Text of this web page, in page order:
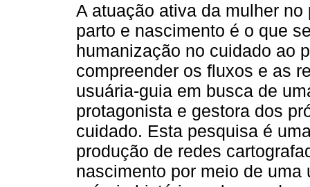
A atuação ativa da mulher no
parto e nascimento é o que
humanização no cuidado ao
compreender os fluxos e as
usuária-guia em busca de
protagonista e gestora dos
cuidado. Esta pesquisa é
produção de redes
nascimento por meio de